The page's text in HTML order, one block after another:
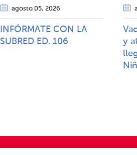
agosto 05, 2026
INFÓRMATE CON LA
SUBRED ED. 106
y